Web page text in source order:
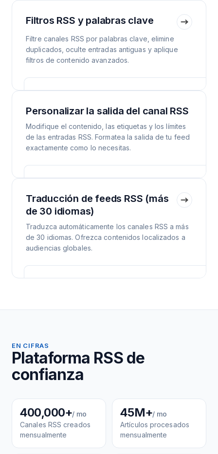
Filtros RSS y palabras clave
Filtre canales RSS por palabras clave, elimine
duplicados, oculte entradas antiguas y aplique
filtros de contenido avanzados.
Personalizar la salida del canal RSS
Modifique el contenido, las etiquetas y los límites
de las entradas RSS. Formatea la salida de tu feed
exactamente como lo necesitas.
Traducción de feeds RSS (más
de 30 idiomas)
Traduzca automáticamente los canales RSS a más
de 30 idiomas. Ofrezca contenidos localizados a
audiencias globales.
EN CIFRAS
Plataforma RSS de
confianza
400,000+/ mo
Canales RSS creados
mensualmente
45M+/ mo
Artículos procesados
mensualmente